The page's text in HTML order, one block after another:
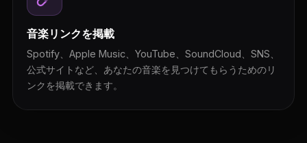
音楽リンクを掲載
Spotify、Apple Music、YouTube、SoundCloud、SNS、
公式サイトなど、あなたの音楽を見つけてもらうためのリ
ンクを掲載できます。